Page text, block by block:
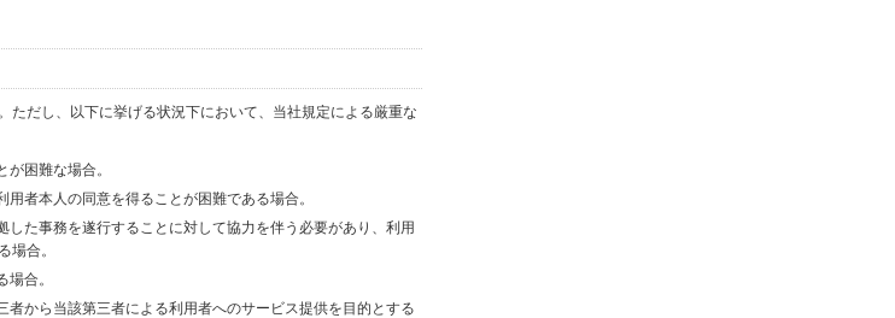
だし、以下に挙げる状況下において、当社規定による厳重な
困難な場合。
者本人の同意を得ることが困難である場合。
た事務を遂行することに対して協力を伴う必要があり、利用
場合。
合。
から当該第三者による利用者へのサービス提供を目的とする